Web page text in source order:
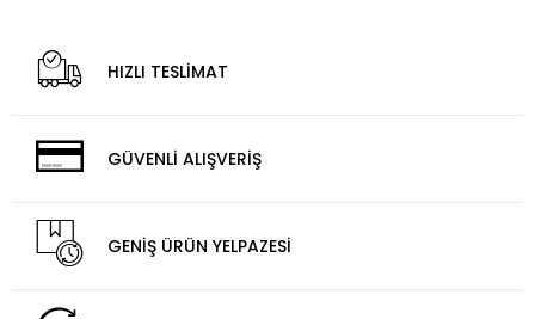
HIZLI TESLİMAT
GÜVENLİ ALIŞVERİŞ
GENİŞ ÜRÜN YELPAZESİ